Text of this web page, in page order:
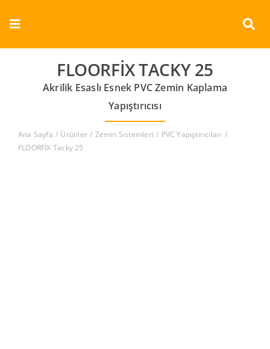
Toggle
Navigation
Kurumsal
Ürünler
Dokümanlar
FLOORFİX TACKY 25
Akrilik Esaslı Esnek PVC Zemin Kaplama
Yapıştırıcısı
Ana Sayfa Ürünler Zemin Sistemleri
PVC Yapıştırıcıları
FLOORFİX Tacky 25